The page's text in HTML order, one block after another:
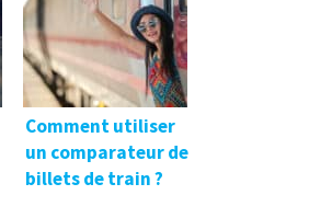
Comment utiliser
un comparateur de
billets de train ?